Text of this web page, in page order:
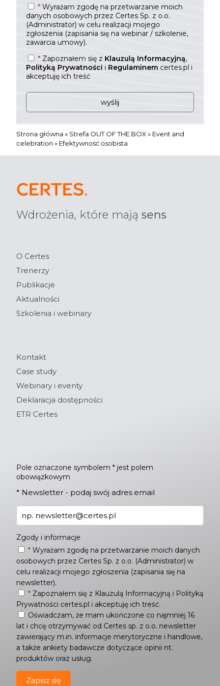
* Wyrażam zgodę na przetwarzanie moich
danych osobowych przez Certes Sp. z o.o.
(Administrator) w celu realizacji mojego
zgłoszenia (zapisania się na webinar / szkolenie,
zawarcia umowy).
* Zapoznałem się z Klauzulą Informacyjną,
Polityką Prywatności i Regulaminem certes.pl i
akceptuję ich treść
Strona główna » Strefa OUT OF THE BOX » Event and
celebration » Efektywność osobista
Wdrożenia, które mają sens
O Certes
Trenerzy
Publikacje
Aktualności
Szkolenia i webinary
Kontakt
Case study
Webinary i eventy
Deklaracja dostępności
ETR Certes
Pole oznaczone symbolem * jest polem
obowiązkowym
* Newsletter - podaj swój adres email
Zgody i informacje
* Wyrażam zgodę na przetwarzanie moich danych
osobowych przez Certes Sp. z o.o. (Administrator) w
celu realizacji mojego zgłoszenia (zapisania się na
newsletter).
* Zapoznałem się z Klauzulą Informacyjną i Polityką
Prywatności certes.pl i akceptuję ich treść.
Oświadczam, że mam ukończone co najmniej 16
lat i chcę otrzymywać od Certes sp. z o.o. newsletter
zawierający m.in. informacje merytoryczne i handlowe,
a także ankiety badawcze dotyczące opinii nt.
produktów oraz usług.